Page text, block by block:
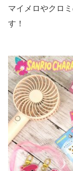
マイメロやクロ
す！